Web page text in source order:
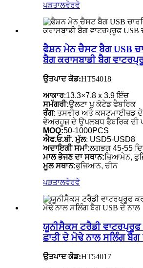
ਪੜਤਾਲਵੇਰਵੇ
ਫੈਸ਼ਨ ਮੇਨ ਚੈਸਟ ਬੈਗ USB
ਬੈਗ ਕਰਾਸਬਾਡੀ ਬੈਗ
ਉਤਪਾਦ ਕੋਡ:HT54018
ਆਕਾਰ:13.3×7.8 x 3.9 ਇੰਚ
ਸਮੱਗਰੀ:ਉਲਟਾ ਪੁ ਕੋਟੇਡ ਫੈਬਰਿਕ
ਰੰਗ: ਤਸਵੀਰ ਅਤੇ ਕਸਟਮਾਈਜ਼ਡ
ਵੇਅਰਹੂਜ਼ ਦੇ ਉਪਲਬਧ ਫੈਬਰਿਕ ਦੀ
MOQ:50-1000PCS
ਐਫ.ਓ.ਬੀ. ਮੁੱਲ: USD5-USD8
ਅਦਾਇਗੀ ਸਮਾਂ:ਲਗਭਗ 45-55
ਮਾਲ ਭੇਜਣ ਦਾ ਸਥਾਨ:ਜ਼ਿਆਮੇਨ,
ਮੂਲ ਸਥਾਨ:ਫੁਜਿਆਨ, ਚੀਨ
ਪੜਤਾਲਵੇਰਵੇ
ਯੂਨੀਸੈਕਸ ਟਰੈਡੀ ਵਾਟਰਪ੍ਰੂਫ
ਛਾਤੀ ਦੇ ਮੋਢੇ ਨਾਲ ਸਲਿੰਗ ਬੈਗ
ਉਤਪਾਦ ਕੋਡ:HT54017